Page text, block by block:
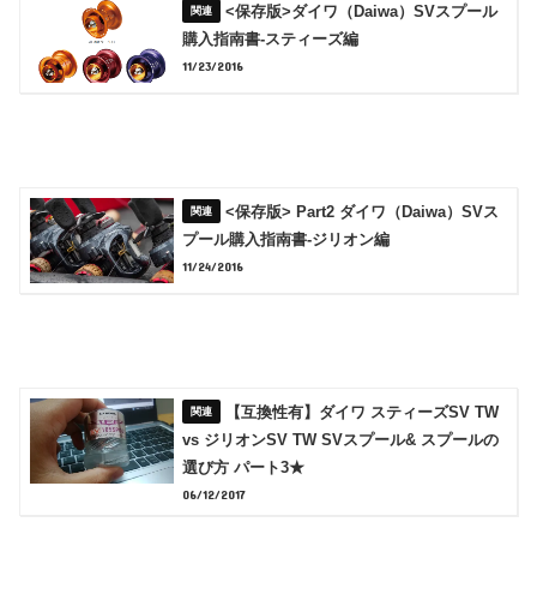
<保存版>ダイワ（Daiwa）SVスプール
購入指南書‐スティーズ編
11/23/2016
<保存版> Part2 ダイワ（Daiwa）SVス
プール購入指南書‐ジリオン編
11/24/2016
【互換性有】ダイワ スティーズSV TW
vs ジリオンSV TW SVスプール& スプールの
選び方 パート3★
06/12/2017